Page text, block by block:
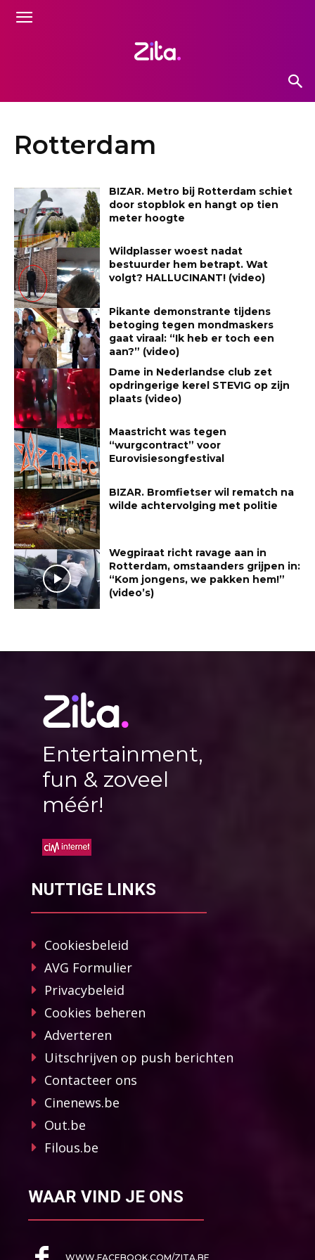
Rotterdam
BIZAR. Metro bij Rotterdam schiet
door stopblok en hangt op tien
meter hoogte
Wildplasser woest nadat
bestuurder hem betrapt. Wat
volgt? HALLUCINANT! (video)
Pikante demonstrante tijdens
betoging tegen mondmaskers
gaat viraal: “Ik heb er toch een
aan?” (video)
Dame in Nederlandse club zet
opdringerige kerel STEVIG op zijn
plaats (video)
Maastricht was tegen
“wurgcontract” voor
Eurovisiesongfestival
BIZAR. Bromfietser wil rematch na
wilde achtervolging met politie
Wegpiraat richt ravage aan in
Rotterdam, omstaanders grijpen in:
“Kom jongens, we pakken hem!”
(video’s)
Entertainment,
fun & zoveel
méér!
NUTTIGE LINKS
Cookiesbeleid
AVG Formulier
Privacybeleid
Cookies beheren
Adverteren
Uitschrijven op push berichten
Contacteer ons
Cinenews.be
Out.be
Filous.be
WAAR VIND JE ONS
WWW.FACEBOOK.COM/ZITA.BE